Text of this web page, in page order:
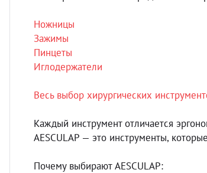
Ножницы
Зажимы
Пинцеты
Иглодержатели
Весь выбор хирургических
Каждый инструмент отличается
AESCULAP — это инструменты,
Почему выбирают AESCULAP: